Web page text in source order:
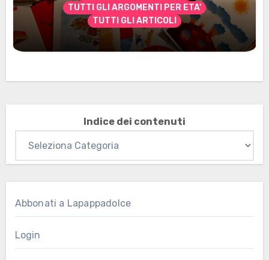
TUTTI GLI ARGOMENTI PER ETA'
TUTTI GLI ARTICOLI
Marzo 2026: nuovi materiali stampabili
per gli abbonati
Indice dei contenuti
Abbonati a Lapappadolce
Login